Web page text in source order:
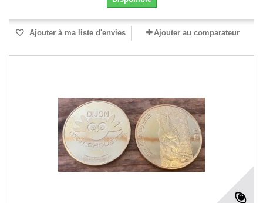
Ajouter à ma liste d'envies Ajouter au comparateur